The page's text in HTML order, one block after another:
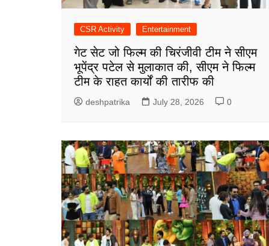
CSR Activity Entertainment
गेट सेट जो फिल्म की चिरंजीवी टीम ने सीएम
भूपेंद्र पटेल से मुलाकात की, सीएम ने फिल्म
टीम के राहत कार्यों की तारीफ की
deshpatrika July 28, 2026 0